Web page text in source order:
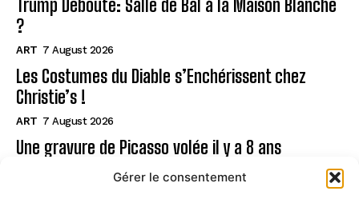
Gérer le consentement
Trump Débouté: Salle de Bal à la Maison Blanche
?
ART 7 August 2026
Les Costumes du Diable s’Enchérissent chez
Christie’s !
ART 7 August 2026
Une gravure de Picasso volée il y a 8 ans